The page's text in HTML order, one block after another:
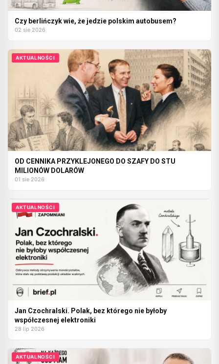
Czy berlińczyk wie, że jedzie polskim autobusem?
02 sie 2026
AKTUALNOŚCI
OD CENNIKA PRZYKLEJONEGO DO SZAFY DO STU
MILIONÓW DOLARÓW
01 sie 2026
AKTUALNOŚCI
Jan Czochralski. Polak, bez którego nie byłoby
współczesnej elektroniki
28 lip 2026
AKTUALNOŚCI